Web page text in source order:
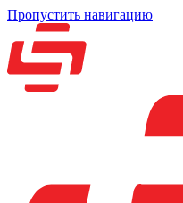
Пропустить навигацию